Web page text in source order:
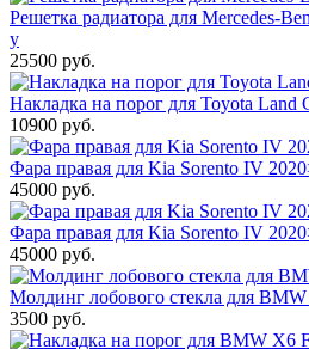
Решетка радиатора для Mercedes-
у
25500 руб.
Накладка на порог для Toyota Land
10900 руб.
Фара правая для Kia Sorento IV
45000 руб.
Фара правая для Kia Sorento IV
45000 руб.
Молдинг лобового стекла для
3500 руб.